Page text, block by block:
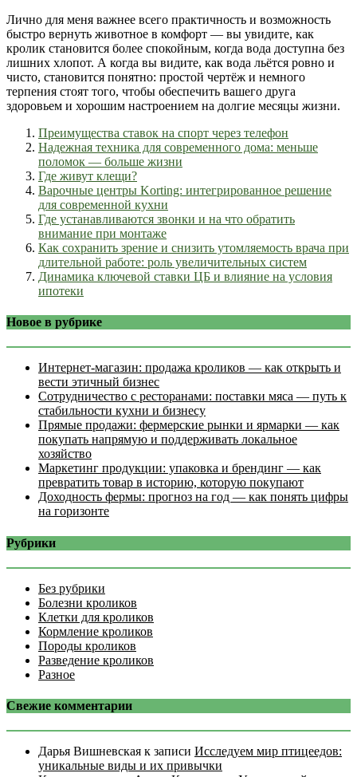
Лично для меня важнее всего практичность и возможность
быстро вернуть животное в комфорт — вы увидите, как
кролик становится более спокойным, когда вода доступна без
лишних хлопот. А когда вы видите, как вода льётся ровно и
чисто, становится понятно: простой чертёж и немного
терпения стоят того, чтобы обеспечить вашего друга
здоровьем и хорошим настроением на долгие месяцы жизни.
Преимущества ставок на спорт через телефон
Надежная техника для современного дома: меньше
поломок — больше жизни
Где живут клещи?
Варочные центры Korting: интегрированное решение
для современной кухни
Где устанавливаются звонки и на что обратить
внимание при монтаже
Как сохранить зрение и снизить утомляемость врача при
длительной работе: роль увеличительных систем
Динамика ключевой ставки ЦБ и влияние на условия
ипотеки
Новое в рубрике
Интернет‑магазин: продажа кроликов — как открыть и
вести этичный бизнес
Сотрудничество с ресторанами: поставки мяса — путь к
стабильности кухни и бизнесу
Прямые продажи: фермерские рынки и ярмарки — как
покупать напрямую и поддерживать локальное
хозяйство
Маркетинг продукции: упаковка и брендинг — как
превратить товар в историю, которую покупают
Доходность фермы: прогноз на год — как понять цифры
на горизонте
Рубрики
Без рубрики
Болезни кроликов
Клетки для кроликов
Кормление кроликов
Породы кроликов
Разведение кроликов
Разное
Свежие комментарии
Дарья Вишневская к записи Исследуем мир птицеедов:
уникальные виды и их привычки